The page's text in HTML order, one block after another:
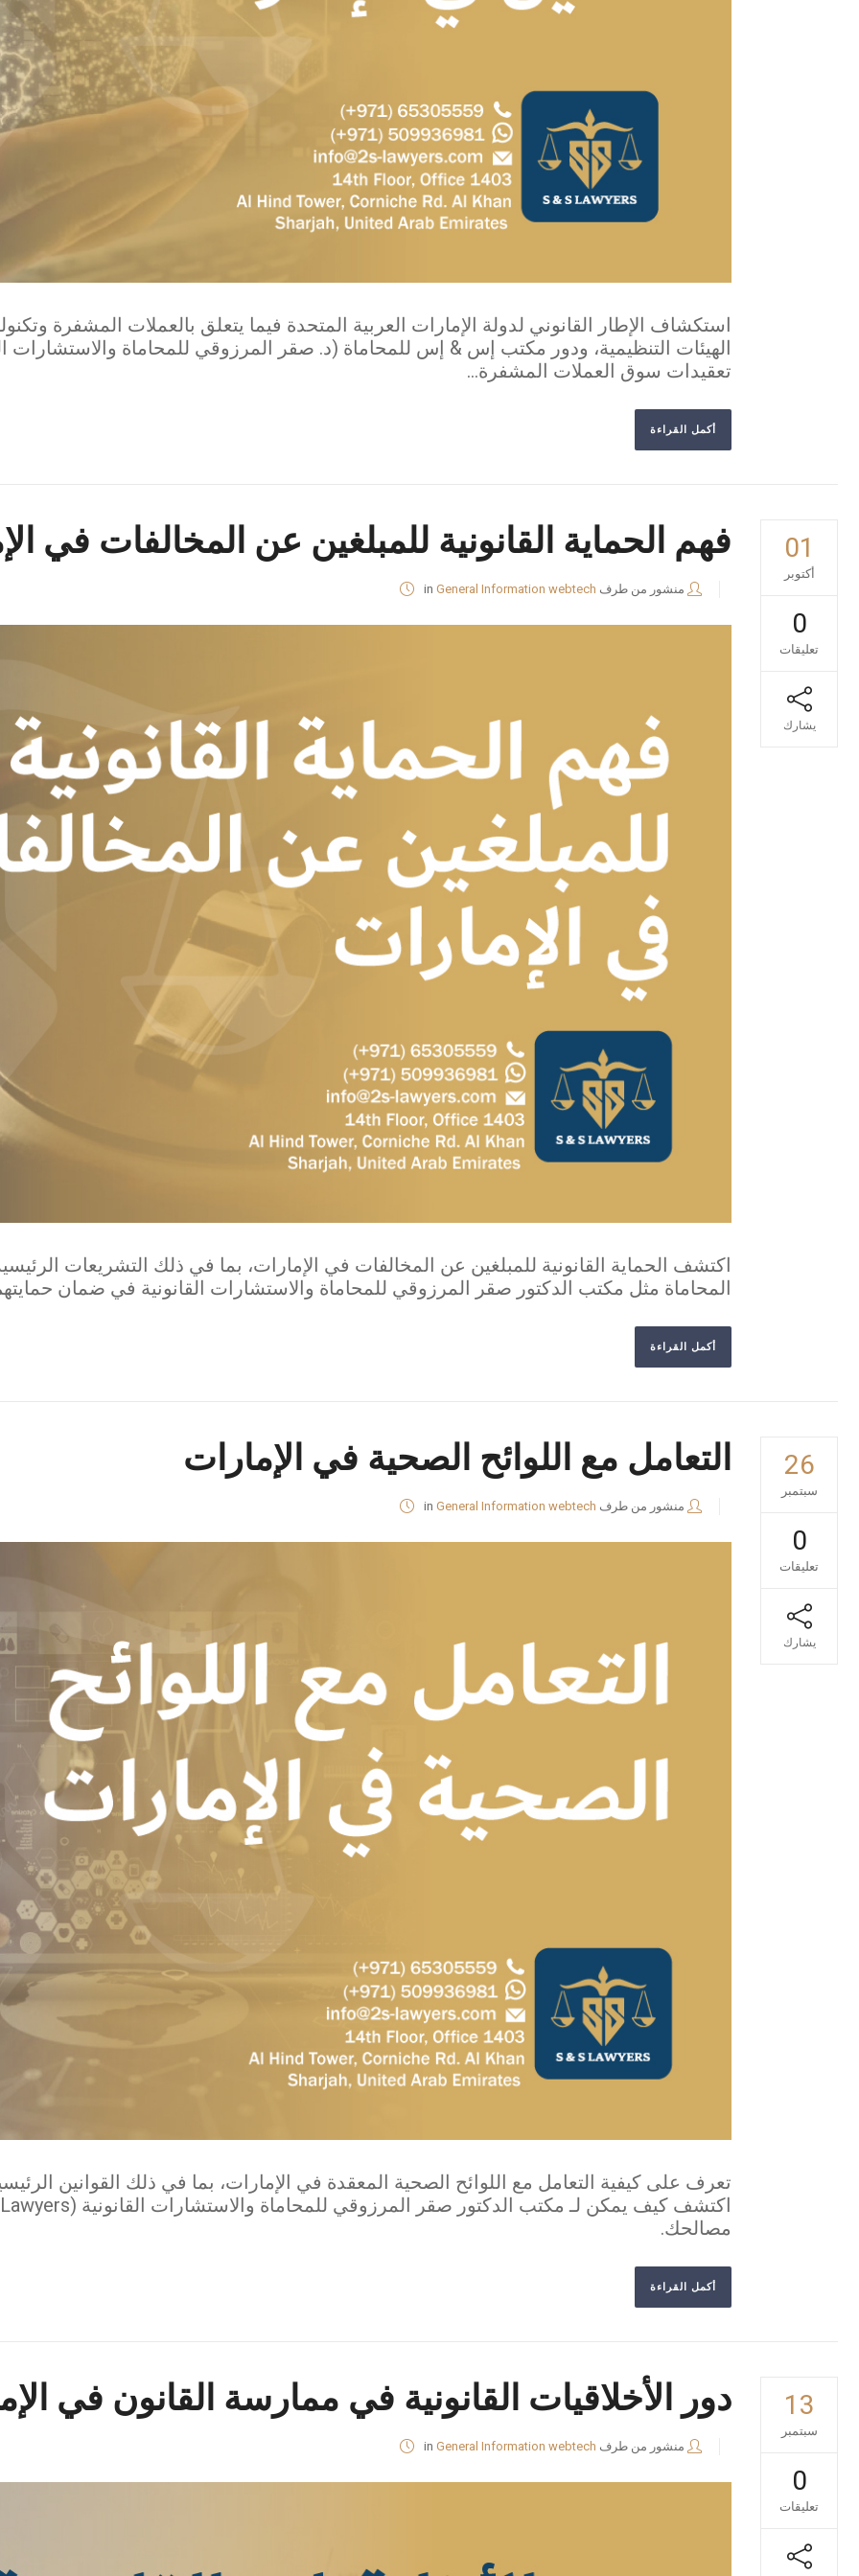
استكشاف الإطار القانوني لدولة الإمارات العربية المتحدة فيما يتعلق بالعملات المشفرة
الهيئات التنظيمية، ودور مكتب إس & إس للمحاماة (د. صقر المرزوقي للمحاماة والاستشارات
تعقيدات سوق العملات المشفرة...
أكمل القراءة
01
أكتوبر
0
تعليقات
يشارك
فهم الحماية القانونية للمبلغين عن المخالفات في
منشور من طرف webtech
in General Information
اكتشف الحماية القانونية للمبلغين عن المخالفات في الإمارات، بما في ذلك التشريعات
المحاماة مثل مكتب الدكتور صقر المرزوقي للمحاماة والاستشارات القانونية في ضمان
أكمل القراءة
26
سبتمبر
0
تعليقات
يشارك
التعامل مع اللوائح الصحية في الإمارات
منشور من طرف webtech
in General Information
تعرف على كيفية التعامل مع اللوائح الصحية المعقدة في الإمارات، بما في ذلك القوانين
مصالحك.
أكمل القراءة
13
سبتمبر
0
تعليقات
دور الأخلاقيات القانونية في ممارسة القانون في
منشور من طرف webtech
in General Information